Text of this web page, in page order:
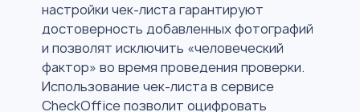
настройки чек-листа гарантируют
достоверность добавленных фотографий
и позволят исключить «человеческий
фактор» во время проведения проверки.
Использование чек-листа в сервисе
CheckOffice позволит оцифровать